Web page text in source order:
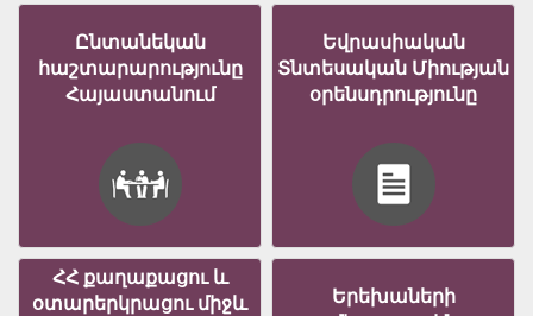
Ընտանեկան
հաշտարարությունը
Հայաստանում
Եվրասիական
Տնտեսական Միության
օրենսդրությունը
ՀՀ քաղաքացու և
օտարերկրացու միջև
Երեխաների